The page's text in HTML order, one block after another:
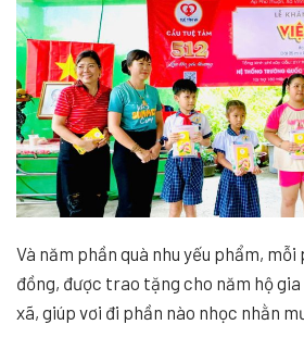
Và năm phần quà nhu yếu phẩm, mỗi
đồng, được trao tặng cho năm hộ
xã, giúp vơi đi phần nào nhọc nhằn